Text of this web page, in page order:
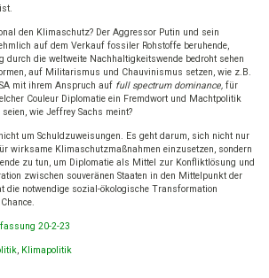
den Klimaschutz? Der Aggressor Putin und sein
auf dem Verkauf fossiler Rohstoffe beruhende,
durch die weltweite Nachhaltigkeitswende bedroht sehen
auf Militarismus und Chauvinismus setzen, wie z.B.
mit ihrem Anspruch auf full spectrum dominance, für
Couleur Diplomatie ein Fremdwort und Machtpolitik
wie Jeffrey Sachs meint?
um Schuldzuweisungen. Es geht darum, sich nicht nur
wirksame Klimaschutzmaßnahmen einzusetzen, sondern
zu tun, um Diplomatie als Mittel zur Konfliktlösung und
zwischen souveränen Staaten in den Mittelpunkt der
die notwendige sozial-ökologische Transformation
20-2-23
, Klimapolitik